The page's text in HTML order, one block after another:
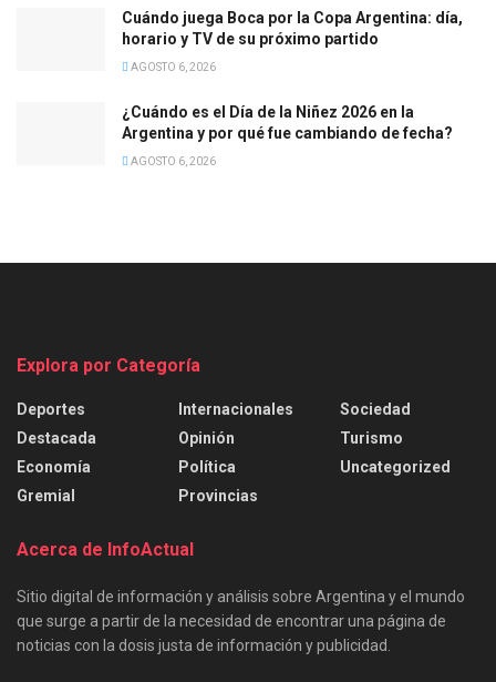
Cuándo juega Boca por la Copa Argentina: día,
horario y TV de su próximo partido
AGOSTO 6, 2026
¿Cuándo es el Día de la Niñez 2026 en la
Argentina y por qué fue cambiando de fecha?
AGOSTO 6, 2026
Explora por Categoría
Deportes
Destacada
Economía
Gremial
Internacionales
Opinión
Política
Provincias
Sociedad
Turismo
Uncategorized
Acerca de InfoActual
Sitio digital de información y análisis sobre Argentina y el mundo
que surge a partir de la necesidad de encontrar una página de
noticias con la dosis justa de información y publicidad.